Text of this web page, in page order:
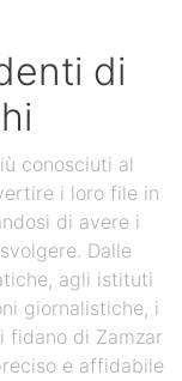
di
conosciuti al
i loro file in
di avere i
Dalle
agli istituti
giornalistiche, i
fidano di Zamzar
e affidabile